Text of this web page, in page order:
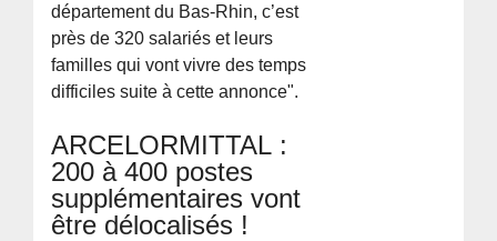
département du Bas-Rhin, c’est
près de 320 salariés et leurs
familles qui vont vivre des temps
difficiles suite à cette annonce".
ARCELORMITTAL :
200 à 400 postes
supplémentaires vont
être délocalisés !